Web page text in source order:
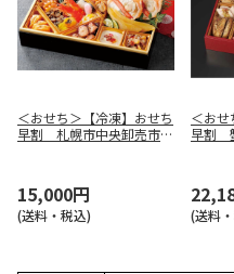
＜おせち＞【冷凍】おせち
早割 札幌市中央卸売市場
15,000円
(送料・税込)
＜おせ
早割
(送料